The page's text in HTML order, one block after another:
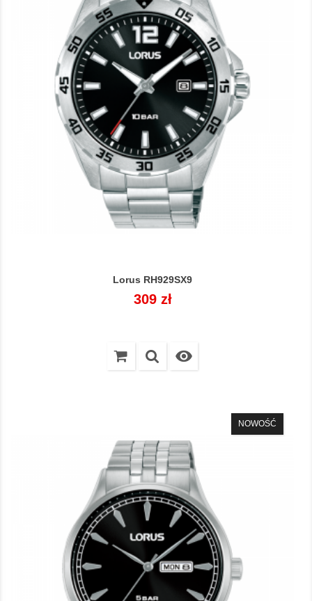
Lorus RH929SX9
Cena
309 zł

NOWOŚĆ